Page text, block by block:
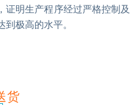
明生产程序经过严格控制及
极高的水平。
货